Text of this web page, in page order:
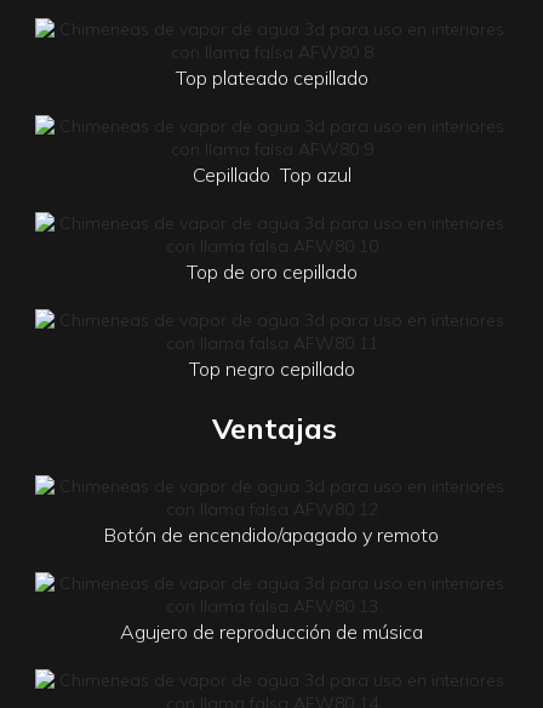
Top plateado cepillado
Cepillado Top azul
Top de oro cepillado
Top negro cepillado
Ventajas
Botón de encendido/apagado y remoto
Agujero de reproducción de música